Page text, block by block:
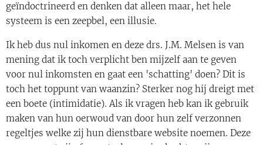
geïndoctrineerd en denken dat alleen maar, het hele
systeem is een zeepbel, een illusie.
Ik heb dus nul inkomen en deze drs. J.M. Melsen is van
mening dat ik toch verplicht ben mijzelf aan te geven
voor nul inkomsten en gaat een 'schatting' doen? Dit is
toch het toppunt van waanzin? Sterker nog hij dreigt met
een boete (intimidatie). Als ik vragen heb kan ik gebruik
maken van hun oerwoud van door hun zelf verzonnen
regeltjes welke zij hun dienstbare website noemen. Deze